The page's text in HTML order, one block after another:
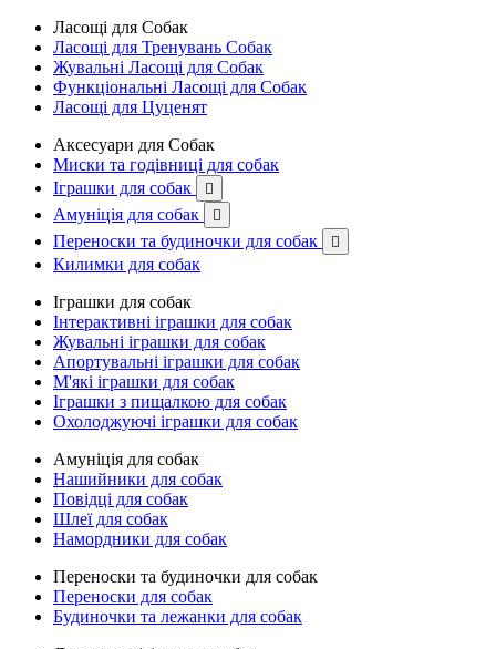
Ласощі для Собак
Ласощі для Тренувань Собак
Жувальні Ласощі для Собак
Функціональні Ласощі для Собак
Ласощі для Цуценят
Аксесуари для Собак
Миски та годівниці для собак
Іграшки для собак

Амуніція для собак 
Переноски та будиночки для собак 
Килимки для собак
Іграшки для собак
Інтерактивні іграшки для собак
Жувальні іграшки для собак
Апортувальні іграшки для собак
М'які іграшки для собак
Іграшки з пищалкою для собак
Охолоджуючі іграшки для собак
Амуніція для собак
Нашийники для собак
Повідці для собак
Шлеї для собак
Намордники для собак
Переноски та будиночки для собак
Переноски для собак
Будиночки та лежанки для собак